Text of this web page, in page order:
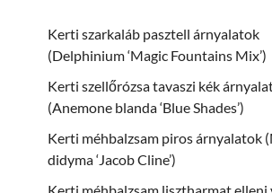
Kerti szarkaláb pasztell árnyalatok
(Delphinium ‘Magic Fountains Mix’)
Kerti szellőrózsa tavaszi kék
(Anemone blanda ‘Blue Shades’)
Kerti méhbalzsam piros árnyalatok
didyma ‘Jacob Cline’)